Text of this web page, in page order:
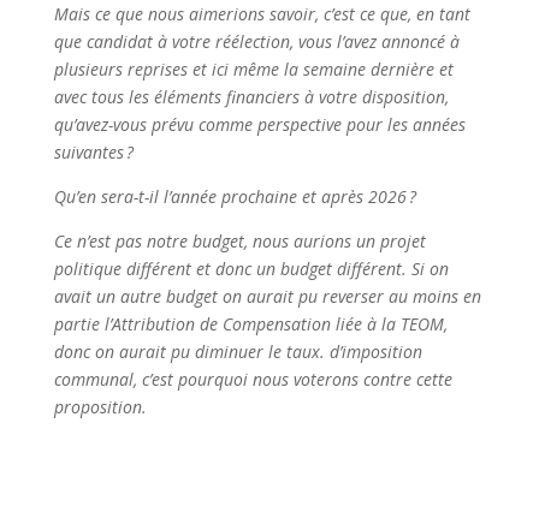
Mais ce que nous aimerions savoir, c’est ce que, en tant
que candidat à votre réélection, vous l’avez annoncé à
plusieurs reprises et ici même la semaine dernière et
avec tous les éléments financiers à votre disposition,
qu’avez-vous prévu comme perspective pour les années
suivantes ?
Qu’en sera-t-il l’année prochaine et après 2026 ?
Ce n’est pas notre budget, nous aurions un projet
politique différent et donc un budget différent. Si on
avait un autre budget on aurait pu reverser au moins en
partie l’Attribution de Compensation liée à la TEOM,
donc on aurait pu diminuer le taux. d’imposition
communal, c’est pourquoi nous voterons contre cette
proposition.